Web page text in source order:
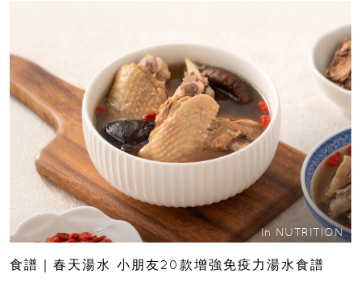
In NUTRITION
食譜｜春天湯水 小朋友20款增強免疫力湯水食譜